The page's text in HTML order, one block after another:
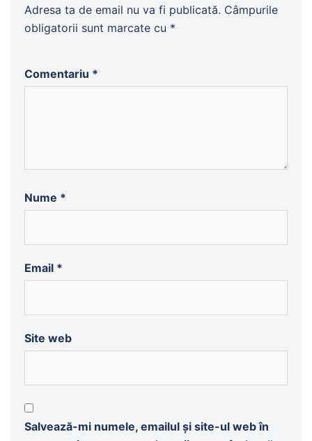
Adresa ta de email nu va fi publicată. Câmpurile
obligatorii sunt marcate cu *
Comentariu *
Nume *
Email *
Site web
Salvează-mi numele, emailul și site-ul web în